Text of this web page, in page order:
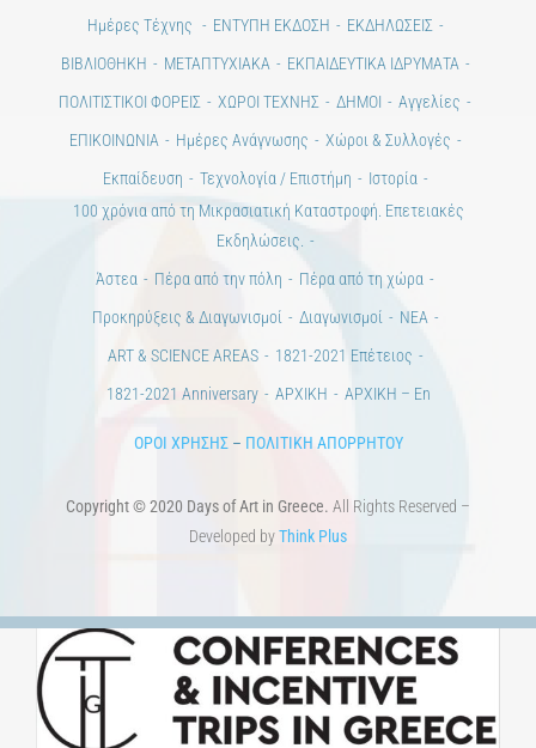
Ημέρες Τέχνης ΕΝΤΥΠΗ ΕΚΔΟΣΗ
ΕΚΔΗΛΩΣΕΙΣ
ΒΙΒΛΙΟΘΗΚΗ
ΜΕΤΑΠΤΥΧΙΑΚΑ
ΕΚΠΑΙΔΕΥΤΙΚΑ ΙΔΡΥΜΑΤΑ
ΠΟΛΙΤΙΣΤΙΚΟΙ ΦΟΡΕΙΣ
ΧΩΡΟΙ ΤΕΧΝΗΣ ΔΗΜΟΙ
Αγγελίες
ΕΠΙΚΟΙΝΩΝΙΑ
Ημέρες Ανάγνωσης
Χώροι & Συλλογές
Εκπαίδευση
Τεχνολογία / Επιστήμη
Ιστορία
100 χρόνια από τη Μικρασιατική Καταστροφή. Επετειακές
Εκδηλώσεις.
Άστεα
Πέρα από την πόλη
Πέρα από τη χώρα
Προκηρύξεις & Διαγωνισμοί
Διαγωνισμοί
ΝΕΑ
ART & SCIENCE AREAS
1821-2021 Επέτειος
1821-2021 Anniversary
ΑΡΧΙΚΗ ΑΡΧΙΚΗ – En
ΟΡΟΙ ΧΡΗΣΗΣ– ΠΟΛΙΤΙΚΗ ΑΠΟΡΡΗΤΟΥ
Copyright © 2020 Days of Art in Greece. All Rights Reserved –
Developed byThink Plus